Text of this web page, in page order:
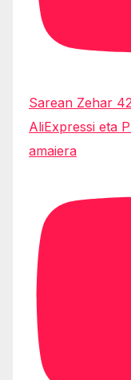
Sarean Zehar
AliExpressi eta
amaiera